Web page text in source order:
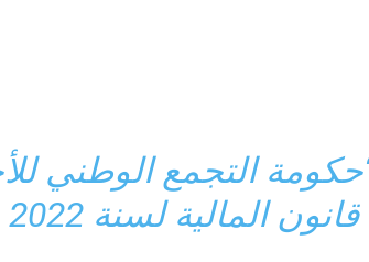
التجمع الوطني
قانون المالية لسنة 2022